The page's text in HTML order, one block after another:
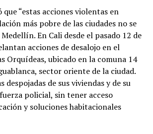
“estas acciones violentas en
más pobre de las ciudades no se
En Cali desde el pasado 12 de
acciones de desalojo en el
Orquídeas, ubicado en la comuna 14
sector oriente de la ciudad.
despojadas de sus viviendas y de su
policial, sin tener acceso
y soluciones habitacionales